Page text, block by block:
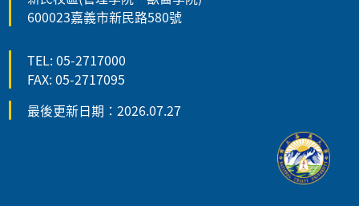
600023嘉義市新民路580號
TEL: 05-2717000
FAX: 05-2717095
最後更新日期：2026.07.27